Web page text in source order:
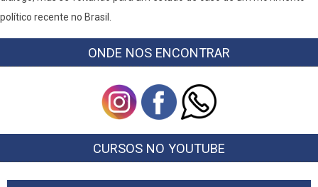
político recente no Brasil.
ONDE NOS ENCONTRAR
CURSOS NO YOUTUBE